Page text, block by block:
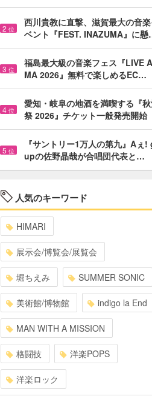
2 位
西川貴教に直撃、滋賀最大の音楽
ベント『FEST. INAZUMA』に
3 位
福島最大級の音楽フェス『LIVE
MA 2026』無料で楽しめるEC…
4 位
愛知・岐阜の地酒を満喫する『
祭 2026』チケット一般発売開始
5 位
『サントリー1万人の第九』Aぇ!
upの佐野晶哉が合唱団代表と…
人気のキーワード
HIMARI
展示会/博覧会/展覧会
堀ちえみ SUMMER SONIC
美術館/博物館 indigo la End
MAN WITH A MISSION
格闘技 洋楽POPS
洋楽ロック